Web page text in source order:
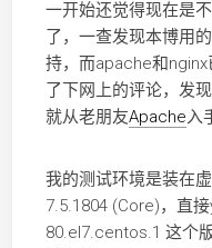
一开始还觉得现在是
了，一查发现本博用
持，而apache和
了下网上的评论，发
就从老朋友Apache入
我的测试环境是装在
7.5.1804 (Core)，直
80.el7.centos.1 这个